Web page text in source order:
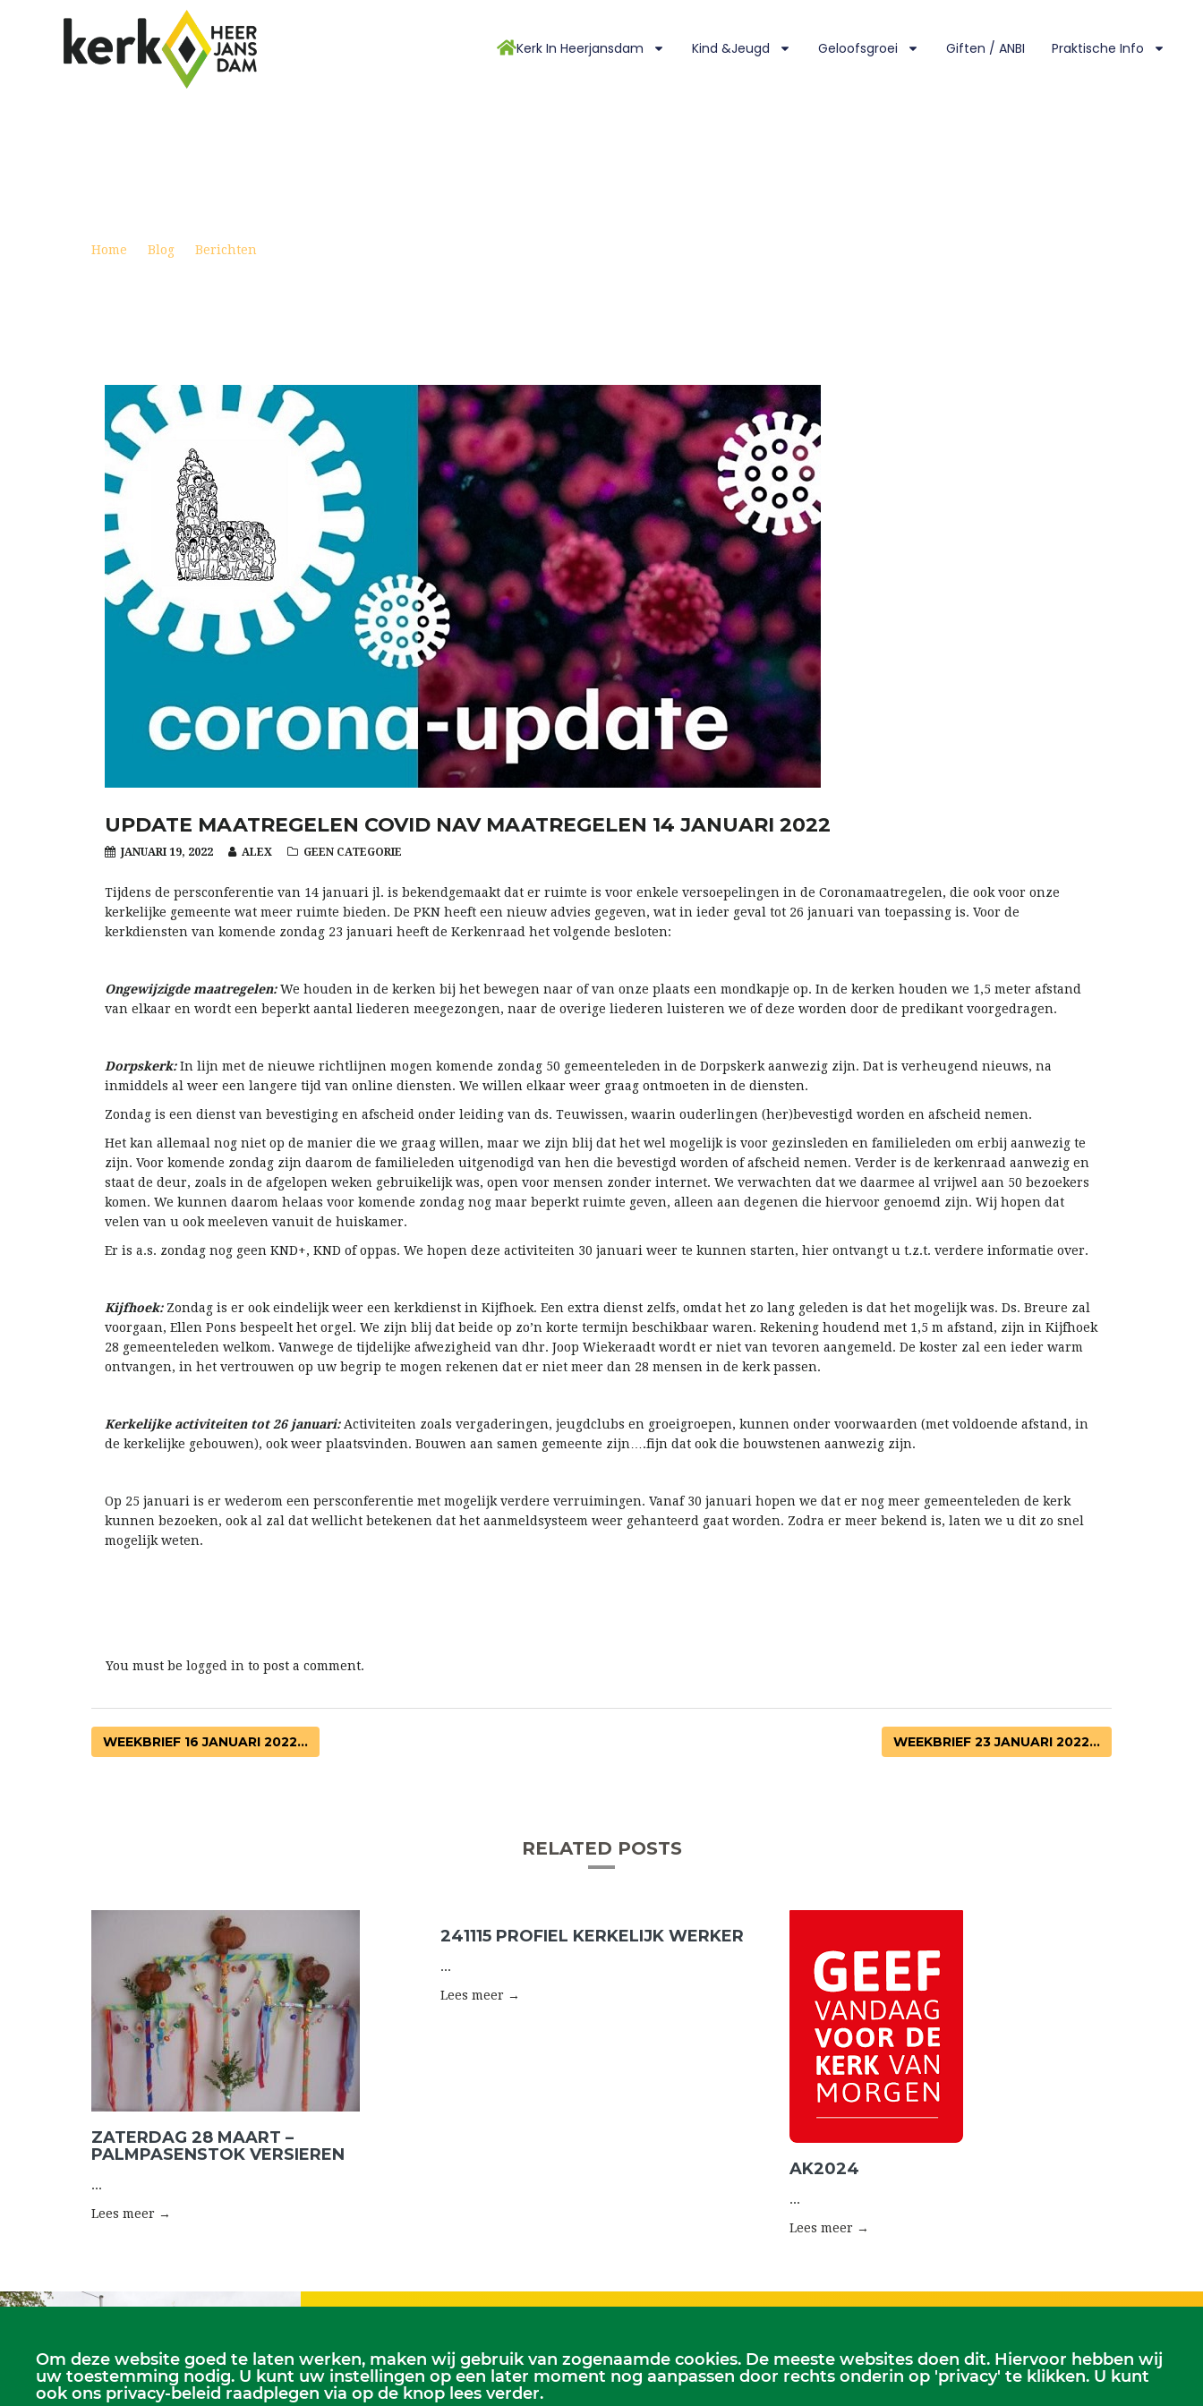
Kerk In Heerjansdam Kind &Jeugd Geloofsgroei Giften / ANBI Praktische Info
Home Blog Berichten
UPDATE MAATREGELEN COVID NAV MAATREGELEN 14 JANUARI 2022
JANUARI 19, 2022 ALEX GEEN CATEGORIE
Tijdens de persconferentie van 14 januari jl. is bekendgemaakt dat er ruimte is voor enkele versoepelingen in de Coronamaatregelen, die ook voor onze
kerkelijke gemeente wat meer ruimte bieden. De PKN heeft een nieuw advies gegeven, wat in ieder geval tot 26 januari van toepassing is. Voor de
kerkdiensten van komende zondag 23 januari heeft de Kerkenraad het volgende besloten:
Ongewijzigde maatregelen:We houden in de kerken bij het bewegen naar of van onze plaats een mondkapje op. In de kerken houden we 1,5 meter afstand
van elkaar en wordt een beperkt aantal liederen meegezongen, naar de overige liederen luisteren we of deze worden door de predikant voorgedragen.
Dorpskerk:In lijn met de nieuwe richtlijnen mogen komende zondag 50 gemeenteleden in de Dorpskerk aanwezig zijn. Dat is verheugend nieuws, na
inmiddels al weer een langere tijd van online diensten. We willen elkaar weer graag ontmoeten in de diensten.
Zondag is een dienst van bevestiging en afscheid onder leiding van ds. Teuwissen, waarin ouderlingen (her)bevestigd worden en afscheid nemen.
Het kan allemaal nog niet op de manier die we graag willen, maar we zijn blij dat het wel mogelijk is voor gezinsleden en familieleden om erbij aanwezig te
zijn. Voor komende zondag zijn daarom de familieleden uitgenodigd van hen die bevestigd worden of afscheid nemen. Verder is de kerkenraad aanwezig en
staat de deur, zoals in de afgelopen weken gebruikelijk was, open voor mensen zonder internet. We verwachten dat we daarmee al vrijwel aan 50 bezoekers
komen. We kunnen daarom helaas voor komende zondag nog maar beperkt ruimte geven, alleen aan degenen die hiervoor genoemd zijn. Wij hopen dat
velen van u ook meeleven vanuit de huiskamer.
Er is a.s. zondag nog geen KND+, KND of oppas. We hopen deze activiteiten 30 januari weer te kunnen starten, hier ontvangt u t.z.t. verdere informatie over.
Kijfhoek:Zondag is er ook eindelijk weer een kerkdienst in Kijfhoek. Een extra dienst zelfs, omdat het zo lang geleden is dat het mogelijk was. Ds. Breure zal
voorgaan, Ellen Pons bespeelt het orgel. We zijn blij dat beide op zo’n korte termijn beschikbaar waren. Rekening houdend met 1,5 m afstand, zijn in Kijfhoek
28 gemeenteleden welkom. Vanwege de tijdelijke afwezigheid van dhr. Joop Wiekeraadt wordt er niet van tevoren aangemeld. De koster zal een ieder warm
ontvangen, in het vertrouwen op uw begrip te mogen rekenen dat er niet meer dan 28 mensen in de kerk passen.
Kerkelijke activiteiten tot 26 januari:Activiteiten zoals vergaderingen, jeugdclubs en groeigroepen, kunnen onder voorwaarden (met voldoende afstand, in
de kerkelijke gebouwen), ook weer plaatsvinden. Bouwen aan samen gemeente zijn….fijn dat ook die bouwstenen aanwezig zijn.
Op 25 januari is er wederom een persconferentie met mogelijk verdere verruimingen. Vanaf 30 januari hopen we dat er nog meer gemeenteleden de kerk
kunnen bezoeken, ook al zal dat wellicht betekenen dat het aanmeldsysteem weer gehanteerd gaat worden. Zodra er meer bekend is, laten we u dit zo snel
mogelijk weten.
You must be logged in to post a comment.
WEEKBRIEF 16 JANUARI 2022... WEEKBRIEF 23 JANUARI 2022...
RELATED POSTS
ZATERDAG 28 MAART –
PALMPASENSTOK VERSIEREN
...
Lees meer →
241115 PROFIEL KERKELIJK WERKER
...
Lees meer →
AK2024
...
Lees meer →
Zondagse dienst:
Dorpskerk, elke zondag 9.30 uur
Kerkelijk Bureau
Dorpskerk, Molenweg 8, 2995 BL Heerjansdam.
Scriba
Dhr. Leen Kruithof
Om deze website goed te laten werken, maken wij gebruik van zogenaamde cookies. De meeste websites doen dit. Hiervoor hebben wij
uw toestemming nodig. U kunt uw instellingen op een later moment nog aanpassen door rechts onderin op 'privacy' te klikken. U kunt
ook ons privacy-beleid raadplegen via op de knop lees verder.